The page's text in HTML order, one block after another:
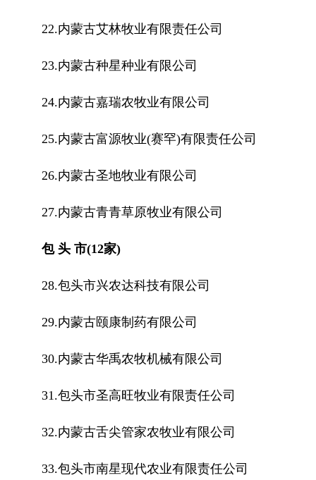
22.内蒙古艾林牧业有限责任公司
23.内蒙古种星种业有限公司
24.内蒙古嘉瑞农牧业有限公司
25.内蒙古富源牧业(赛罕)有限责任公司
26.内蒙古圣地牧业有限公司
27.内蒙古青青草原牧业有限公司
包 头 市(12家)
28.包头市兴农达科技有限公司
29.内蒙古颐康制药有限公司
30.内蒙古华禹农牧机械有限公司
31.包头市圣高旺牧业有限责任公司
32.内蒙古舌尖管家农牧业有限公司
33.包头市南星现代农业有限责任公司